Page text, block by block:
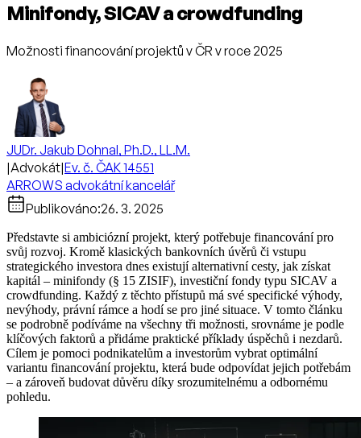
Minifondy, SICAV a crowdfunding
Možnosti financování projektů v ČR v roce 2025
JUDr. Jakub Dohnal, Ph.D., LL.M.
|Advokát|Ev. č. ČAK 14551
ARROWS advokátní kancelář
Publikováno:26. 3. 2025
Představte si ambiciózní projekt, který potřebuje financování pro
svůj rozvoj. Kromě klasických bankovních úvěrů či vstupu
strategického investora dnes existují alternativní cesty, jak získat
kapitál – minifondy (§ 15 ZISIF), investiční fondy typu SICAV a
crowdfunding. Každý z těchto přístupů má své specifické výhody,
nevýhody, právní rámce a hodí se pro jiné situace. V tomto článku
se podrobně podíváme na všechny tři možnosti, srovnáme je podle
klíčových faktorů a přidáme praktické příklady úspěchů i nezdarů.
Cílem je pomoci podnikatelům a investorům vybrat optimální
variantu financování projektu, která bude odpovídat jejich potřebám
– a zároveň budovat důvěru díky srozumitelnému a odbornému
pohledu.